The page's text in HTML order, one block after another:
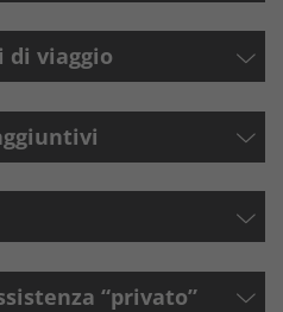
di viaggio
“privato”